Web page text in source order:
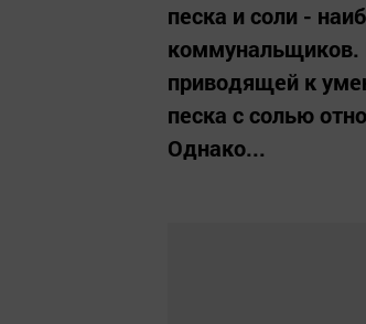
песка и соли -
коммунальщиков.
приводящей к
песка с солью
Однако...